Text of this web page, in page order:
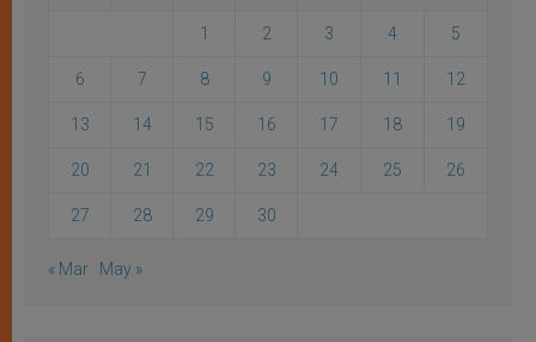
1 2 3 4 5
6 7 8 9 10 11 12
13 14 15 16 17 18 19
20 21 22 23 24 25 26
27 28 29 30
« Mar May »